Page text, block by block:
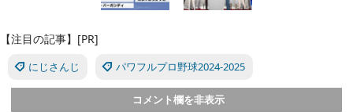
【注目の記事】[PR]
にじさんじ パワフルプロ野球2024-2025
コメント欄を非表示